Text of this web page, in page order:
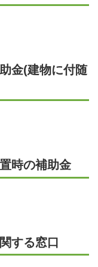
金(建物に付随
時の補助金
する窓口